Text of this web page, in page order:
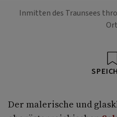
Inmitten des Traunsees
Der malerische und